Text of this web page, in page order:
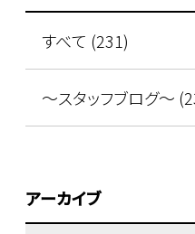
すべて (231)
～スタッフブログ～
アーカイブ